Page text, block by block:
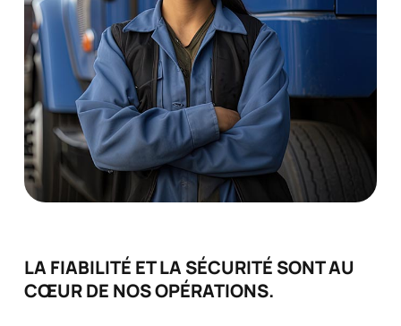
LA FIABILITÉ ET LA SÉCURITÉ SONT AU
CŒUR DE NOS OPÉRATIONS.